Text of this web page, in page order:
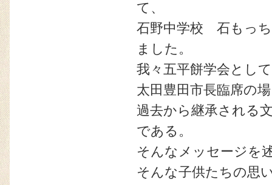
て、
石野中学校 石もっち
ました。
我々五平餅学会とし
太田豊田市長臨席の
過去から継承される
である。
そんなメッセージを
そんな子供たちの思